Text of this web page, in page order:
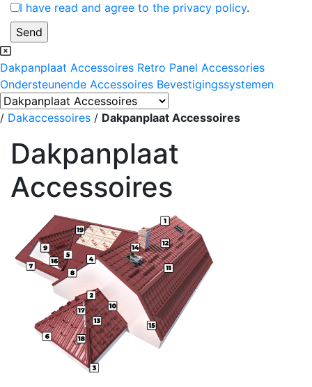
I have read and agree to the privacy policy.
Dakpanplaat Accessoires Retro Panel Accessories
Ondersteunende Accessoires Bevestigingssystemen
/ Dakaccessoires / Dakpanplaat Accessoires
Dakpanplaat
Accessoires